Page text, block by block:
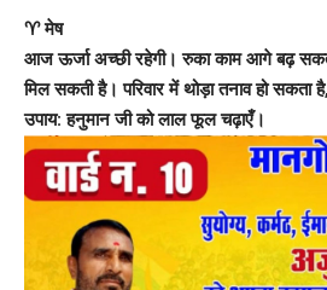
♈ मेष
आज ऊर्जा अच्छी रहेगी। रुका काम आगे बढ़
मिल सकती है। परिवार में थोड़ा तनाव हो सकता
उपाय: हनुमान जी को लाल फूल चढ़ाएँ।